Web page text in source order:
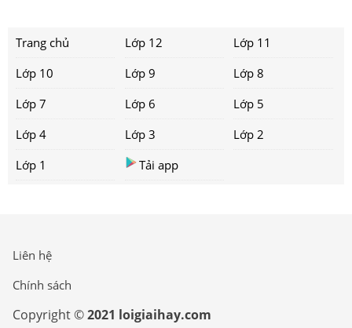
Trang chủ Lớp 12
Lớp 11
Lớp 10
Lớp 9
Lớp 8
Lớp 7
Lớp 6
Lớp 5
Lớp 4
Lớp 3
Lớp 2
Lớp 1
Tải app
Liên hệ
Chính sách
Copyright ©2021 loigiaihay.com